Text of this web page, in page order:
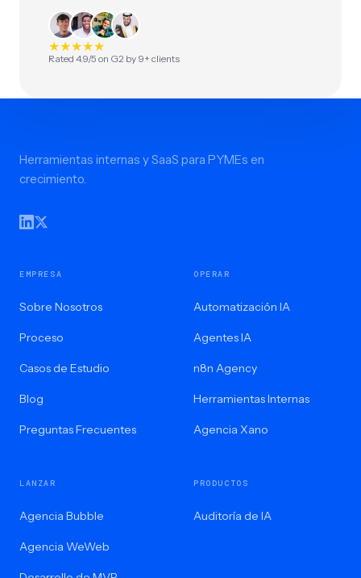
★★★★★
Rated 4.9/5 on G2 by 9+ clients
Herramientas internas y SaaS para PYMEs en
crecimiento.
EMPRESA
Sobre Nosotros
Proceso
Casos de Estudio
Blog
Preguntas Frecuentes
OPERAR
Automatización IA
Agentes IA
n8n Agency
Herramientas Internas
Agencia Xano
LANZAR
Agencia Bubble
Agencia WeWeb
PRODUCTOS
Auditoría de IA